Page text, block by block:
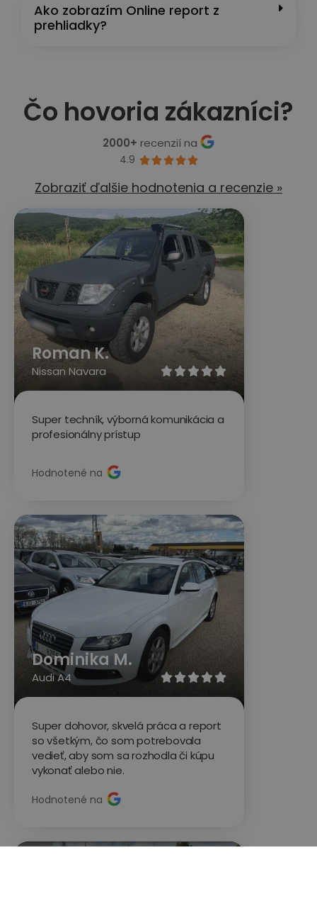
Ako zobrazím Online report z
prehliadky?
Čo hovoria zákazníci?
2000+ recenzií na
4.9 
Zobraziť ďalšie hodnotenia a recenzie »
  
Roman K.
Nissan Navara
Super techník, výborná komunikácia a
profesionálny prístup
Hodnotené na

Dominika M.
Audi A4
Super dohovor, skvelá práca a report
so všetkým, čo som potrebovala
vedieť, aby som sa rozhodla či kúpu
vykonať alebo nie.
Hodnotené na